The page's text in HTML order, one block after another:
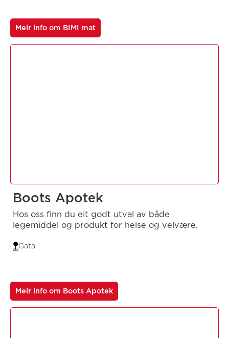
Meir info om BIMI mat
Boots Apotek
Hos oss finn du eit godt utval av både
legemiddel og produkt for helse og velvære.
Gata
Meir info om Boots Apotek